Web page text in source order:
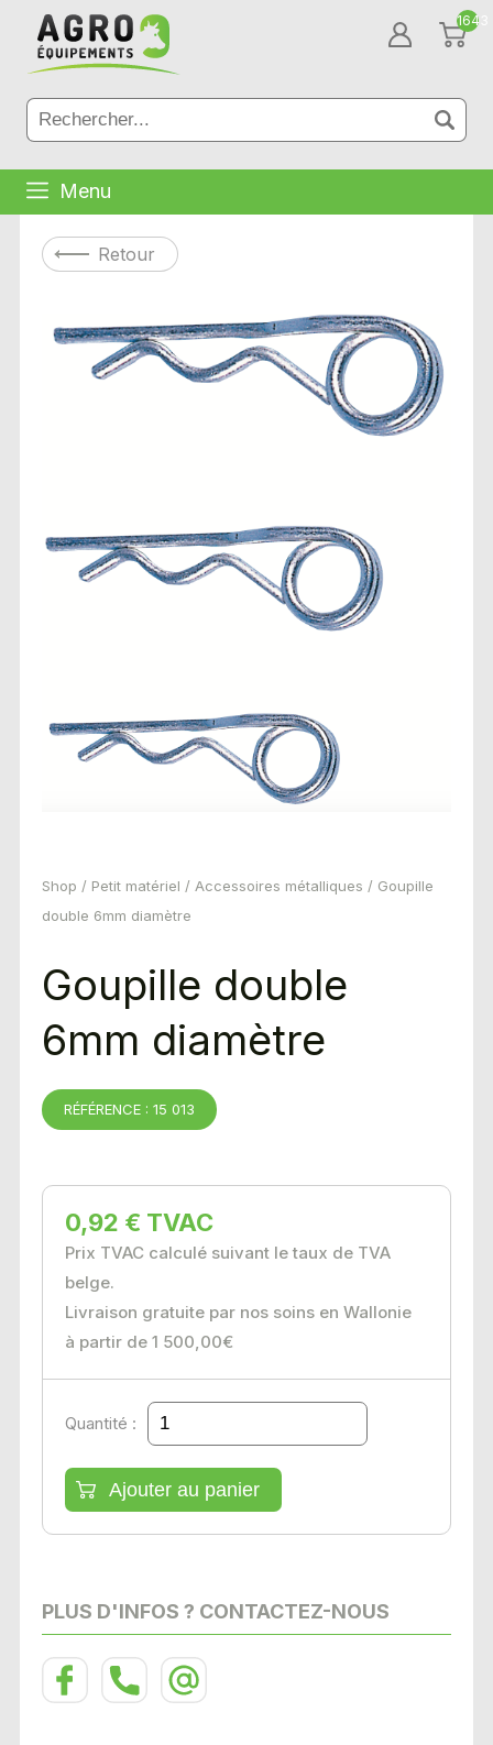
1643
Menu
Retour
Shop / Petit matériel / Accessoires métalliques / Goupille
double 6mm diamètre
Goupille double
6mm diamètre
RÉFÉRENCE : 15 013
0,92 € TVAC
Prix TVAC calculé suivant le taux de TVA
belge.
Livraison gratuite par nos soins en Wallonie
à partir de 1 500,00€
Quantité :
PLUS D'INFOS ? CONTACTEZ-NOUS